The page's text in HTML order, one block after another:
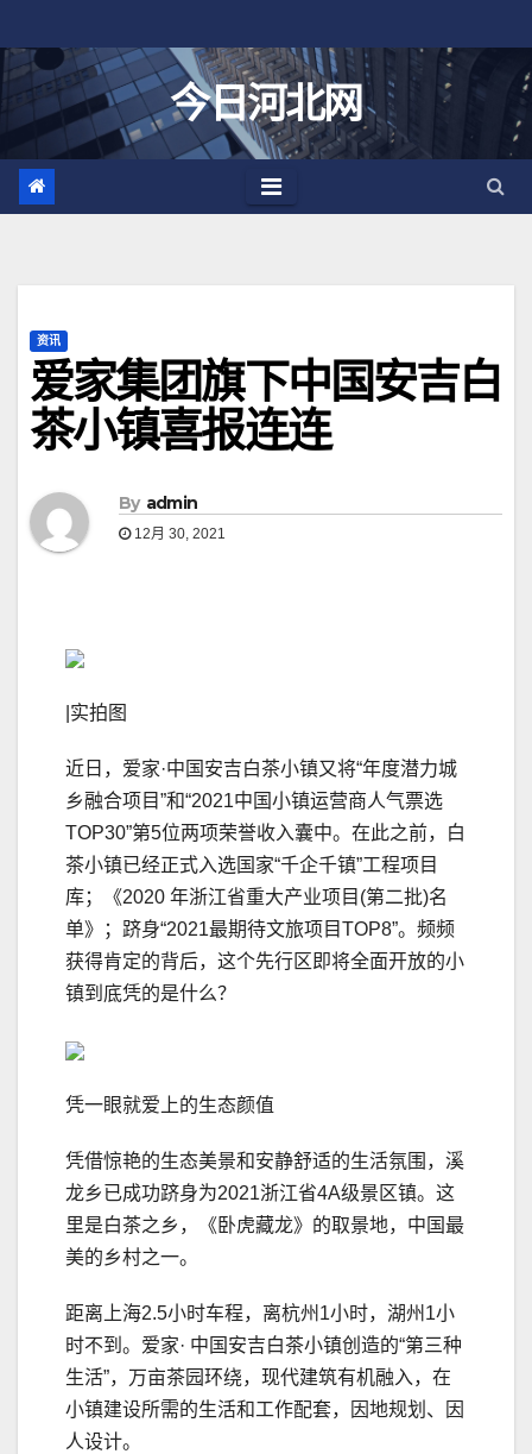
至
今日河北网
资讯
爱家集团旗下中国安吉白
茶小镇喜报连连
By admin
12月 30, 2021
|实拍图
近日，爱家·中国安吉白茶小镇又将“年度潜力城
乡融合项目”和“2021中国小镇运营商人气票选
TOP30”第5位两项荣誉收入囊中。在此之前，白
茶小镇已经正式入选国家“千企千镇”工程项⽬
库；《2020 年浙江省重⼤产业项⽬(第二批)名
单》；跻身“2021最期待文旅项目TOP8”。频频
获得肯定的背后，这个先行区即将全面开放的小
镇到底凭的是什么？
凭一眼就爱上的生态颜值
凭借惊艳的生态美景和安静舒适的生活氛围，溪
龙乡已成功跻身为2021浙江省4A级景区镇。这
里是白茶之乡，《卧虎藏龙》的取景地，中国最
美的乡村之一。
距离上海2.5小时车程，离杭州1小时，湖州1小
时不到。爱家· 中国安吉白茶小镇创造的“第三种
生活”，万亩茶园环绕，现代建筑有机融入，在
小镇建设所需的生活和工作配套，因地规划、因
人设计。